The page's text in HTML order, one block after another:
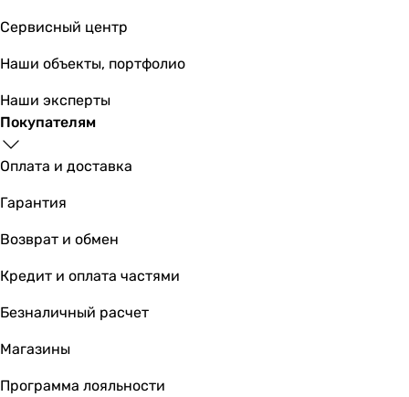
Сервисный центр
Наши объекты, портфолио
Наши эксперты
Покупателям
Оплата и доставка
Гарантия
Возврат и обмен
Кредит и оплата частями
Безналичный расчет
Магазины
Программа лояльности